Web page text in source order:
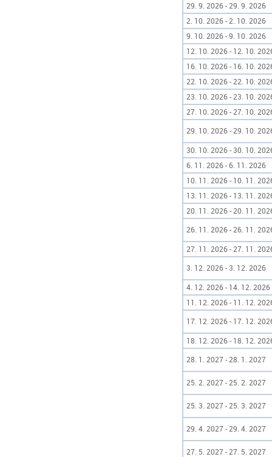
29. 9. 2026 - 29. 9. 2026
2. 10. 2026 - 2. 10. 2026
9. 10. 2026 - 9. 10. 2026
12. 10. 2026 - 12. 10.
16. 10. 2026 - 16. 10.
22. 10. 2026 - 22. 10.
23. 10. 2026 - 23. 10.
27. 10. 2026 - 27. 10.
29. 10. 2026 - 29. 10.
30. 10. 2026 - 30. 10.
6. 11. 2026 - 6. 11. 2026
10. 11. 2026 - 10. 11.
13. 11. 2026 - 13. 11.
20. 11. 2026 - 20. 11.
26. 11. 2026 - 26. 11.
27. 11. 2026 - 27. 11.
3. 12. 2026 - 3. 12. 2026
4. 12. 2026 - 14. 12. 2026
11. 12. 2026 - 11. 12.
17. 12. 2026 - 17. 12.
18. 12. 2026 - 18. 12.
28. 1. 2027 - 28. 1. 2027
25. 2. 2027 - 25. 2. 2027
25. 3. 2027 - 25. 3. 2027
29. 4. 2027 - 29. 4. 2027
27. 5. 2027 - 27. 5. 2027